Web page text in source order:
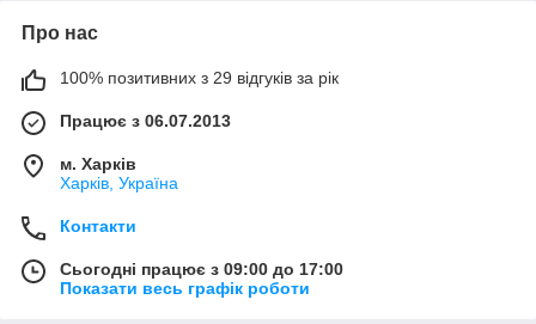
Про нас
100% позитивних з 29 відгуків за рік
Працює з 06.07.2013
м. Харків
Харків, Україна
Контакти
Сьогодні працює з 09:00 до 17:00
Показати весь графік роботи